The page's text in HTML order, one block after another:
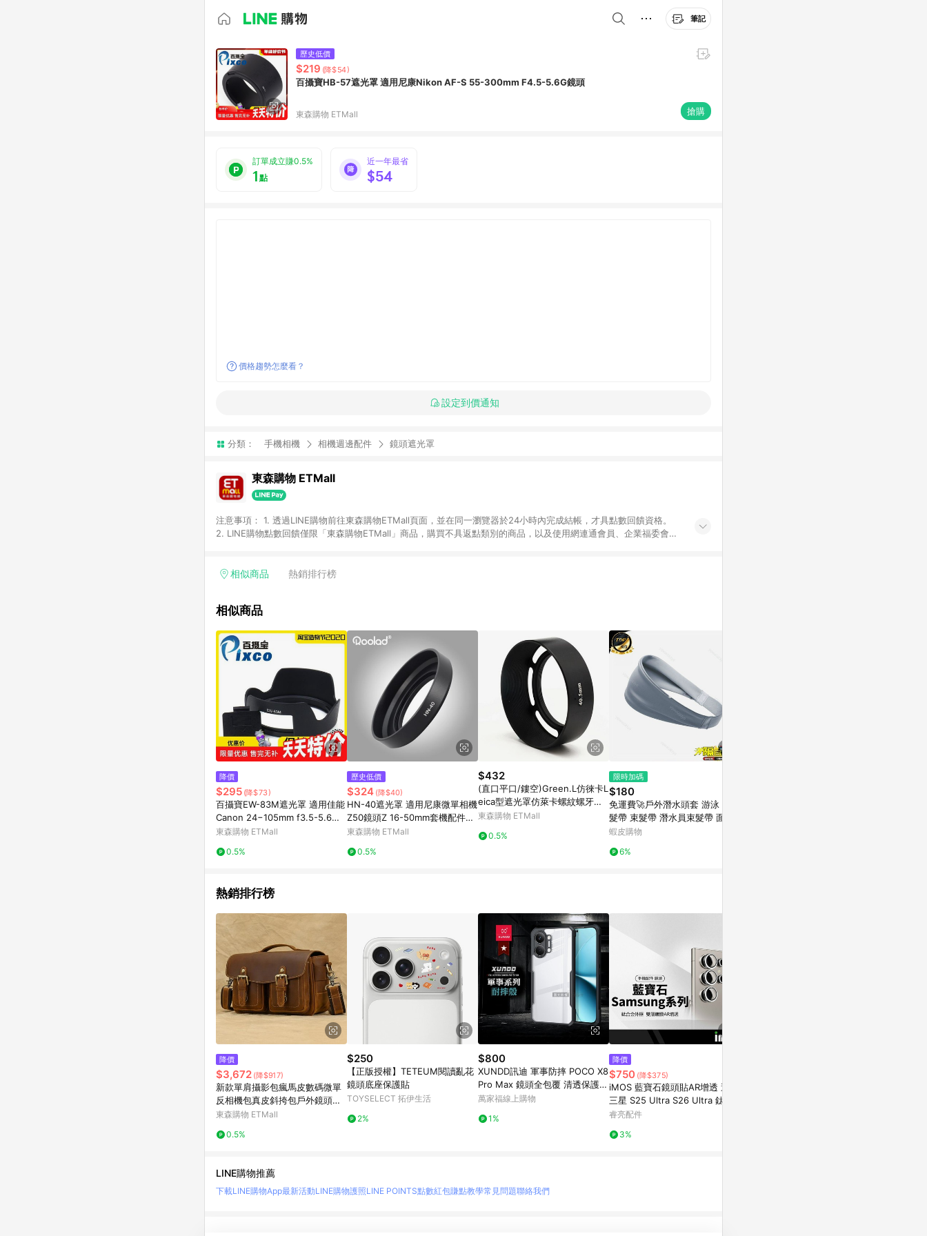
筆記
歷史低價
$219 (降$54)
百攝寶HB-57遮光罩 適用尼康Nikon AF-S 55-300mm F4.5-5.6G鏡頭
東森購物 ETMall 搶購
訂單成立賺0.5%
1點
近一年最省
$54
價格趨勢怎麼看？
設定到價通知
分類： 手機相機 相機週邊配件 鏡頭遮光罩
東森購物 ETMall
注意事項： 1. 透過LINE購物前往東森購物ETMall頁面，並在同一瀏覽器於24小時內完成結帳，才具點數回饋資格。
2. LINE購物點數回饋僅限「東森購物ETMall」商品，購買不具返點類別的商品，以及使用網連通會員、企業福委會員
「草莓網」全館商品。 4. 如取消訂單、退貨、退款或購物中登出東森購物ETMall，將無法獲得點數回饋。 5. 點數回
面顯示為準。 7. LINE購物設有「單一商品最高回饋點數」機制(特殊活動時開放「回饋無上限」)，以同一訂單中同一
品資料更新會有時間差，如顯示之商品規格、顏色、價位、贈品與東森購物ETMall銷售網頁不符，以銷售網頁標示為
準。 9. 若有贈點爭議，請務必於訂單日期+180天以內至LINE購物客服洽詢；若超過180天(含)以上進行申訴，恕無法
贈點回饋。 10. 部分點數紅包僅限指定商品使用，或不適用於無回饋商品。各點數紅包之適用商品與使用條件請依點數
紅包頁面規則為準。
相似商品 熱銷排行榜
相似商品
降價
$295 (降$73)
百攝寶EW-83M遮光罩 適用佳能
Canon 24−105mm f3.5-5.6鏡
頭
東森購物 ETMall
0.5%
歷史低價
$324 (降$40)
HN-40遮光罩 適用尼康微單相機
Z50鏡頭Z 16-50mm套機配件46
mm口徑
東森購物 ETMall
0.5%
$432
(直口平口/鏤空)Green.L仿徠卡L
eica型遮光罩仿萊卡螺紋螺牙螺
口40.5mm遮光罩40.5mm太陽
東森購物 ETMall
0.5%
限時加碼
$180
免運費🚀戶外潛水頭套 游泳 運動
髮帶 束髮帶 潛水員束髮帶 面鏡
護套配件 舒適防夾 專業裝備🔥G
蝦皮購物
6%
熱銷排行榜
降價
$3,672 (降$917)
新款單肩攝影包瘋馬皮數碼微單
反相機包真皮斜挎包戶外鏡頭保
護包
東森購物 ETMall
0.5%
$250
【正版授權】TETEUM閱讀亂花
鏡頭底座保護貼
TOYSELECT 拓伊生活
2%
$800
XUNDD訊迪 軍事防摔 POCO X8
Pro Max 鏡頭全包覆 清透保護殼
手機殼(夜幕黑)
萬家福線上購物
1%
降價
$750 (降$375)
iMOS 藍寶石鏡頭貼AR增透 適用
三星 S25 Ultra S26 Ultra 鈦合
金外框 鏡頭保護貼 莫氏硬度9M
睿亮配件
3%
LINE購物推薦
下載LINE購物App最新活動LINE購物護照LINE POINTS點數紅包賺點教學常見問題聯絡我們